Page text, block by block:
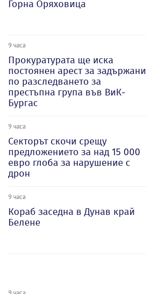
Горна Оряховица
9 часа
Прокуратурата ще иска
постоянен арест за задържани
по разследването за
престъпна група във ВиК-
Бургас
9 часа
Секторът скочи срещу
предложението за над 15 000
евро глоба за нарушение с
дрон
9 часа
Кораб заседна в Дунав край
Белене